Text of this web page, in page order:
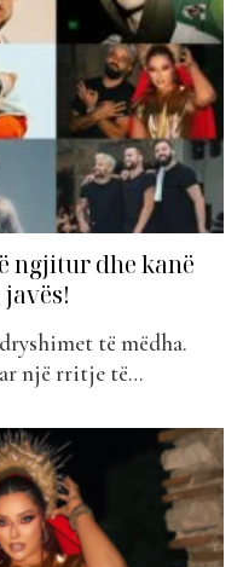
ngjitur dhe kanë
të mëdha.
një rritje të
Ndiqni më
– Pa filter (+44
vende) Ibro Deli...